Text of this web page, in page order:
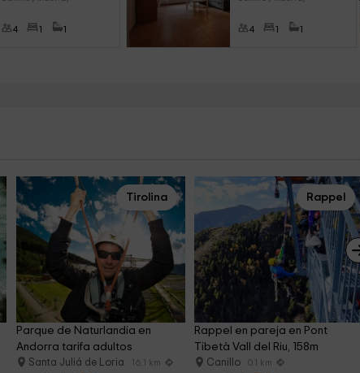
4 1 1 4 1 1
Tirolina
Parque de Naturlandia en
Andorra tarifa adultos
Santa Juliá de Loria 16.1 km
Rappel
Rappel en pareja en Pont
Tibetà Vall del Riu, 158m
Canillo 0.1 km